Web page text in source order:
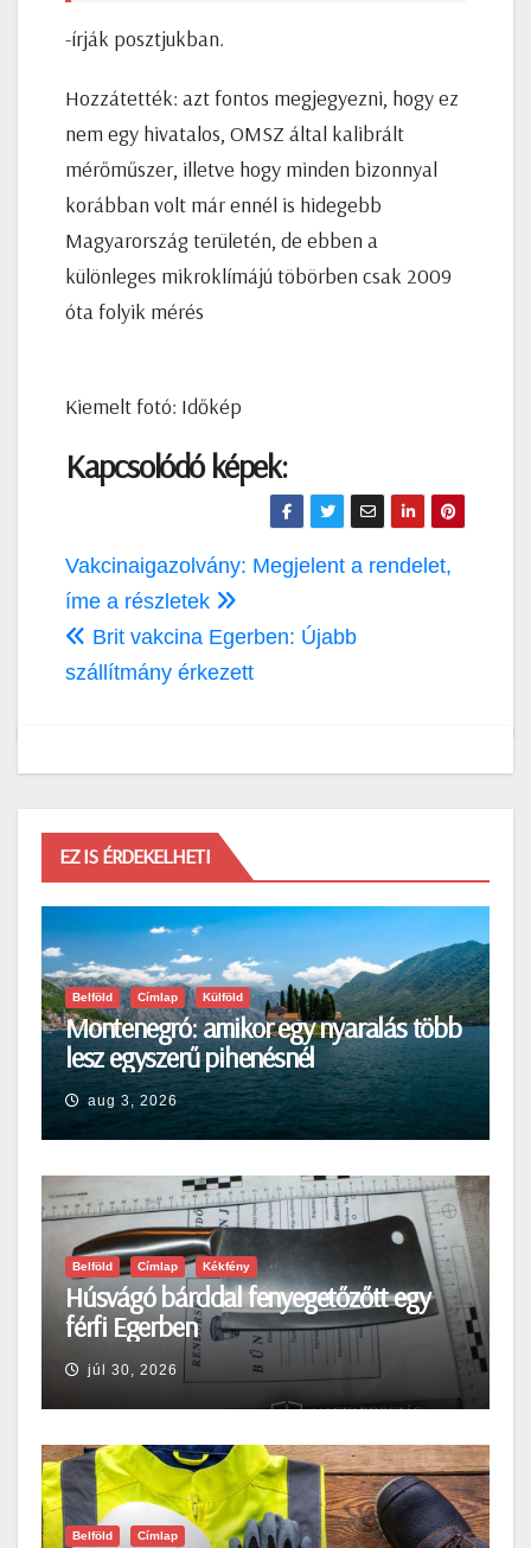
-írják posztjukban.
Hozzátették: azt fontos megjegyezni, hogy ez
nem egy hivatalos, OMSZ által kalibrált
mérőműszer, illetve hogy minden bizonnyal
korábban volt már ennél is hidegebb
Magyarország területén, de ebben a
különleges mikroklímájú töbörben csak 2009
óta folyik mérés
Kiemelt fotó: Időkép
Kapcsolódó képek:
Bejegyzés
navigáció
Vakcinaigazolvány: Megjelent a rendelet,
íme a részletek
Brit vakcina Egerben: Újabb
szállítmány érkezett
EZ IS ÉRDEKELHETI
Belföld Címlap Külföld
Montenegró: amikor egy nyaralás több
lesz egyszerű pihenésnél
aug 3, 2026
Belföld Címlap Kékfény
Húsvágó bárddal fenyegetőzőtt egy
férfi Egerben
júl 30, 2026
Belföld Címlap